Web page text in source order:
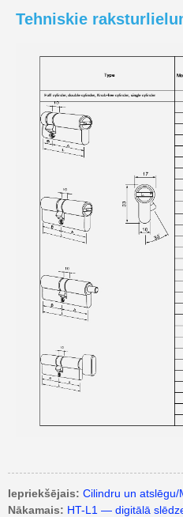
Tehniskie
Iepriekšējais: Cilindru un atslēgu/
Nākamais: HT-L1 — digitālā